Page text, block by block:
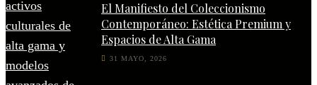
El Manifiesto del Coleccionismo
Contemporáneo: Estética Premium y
Espacios de Alta Gama
31 MAYO, 2026